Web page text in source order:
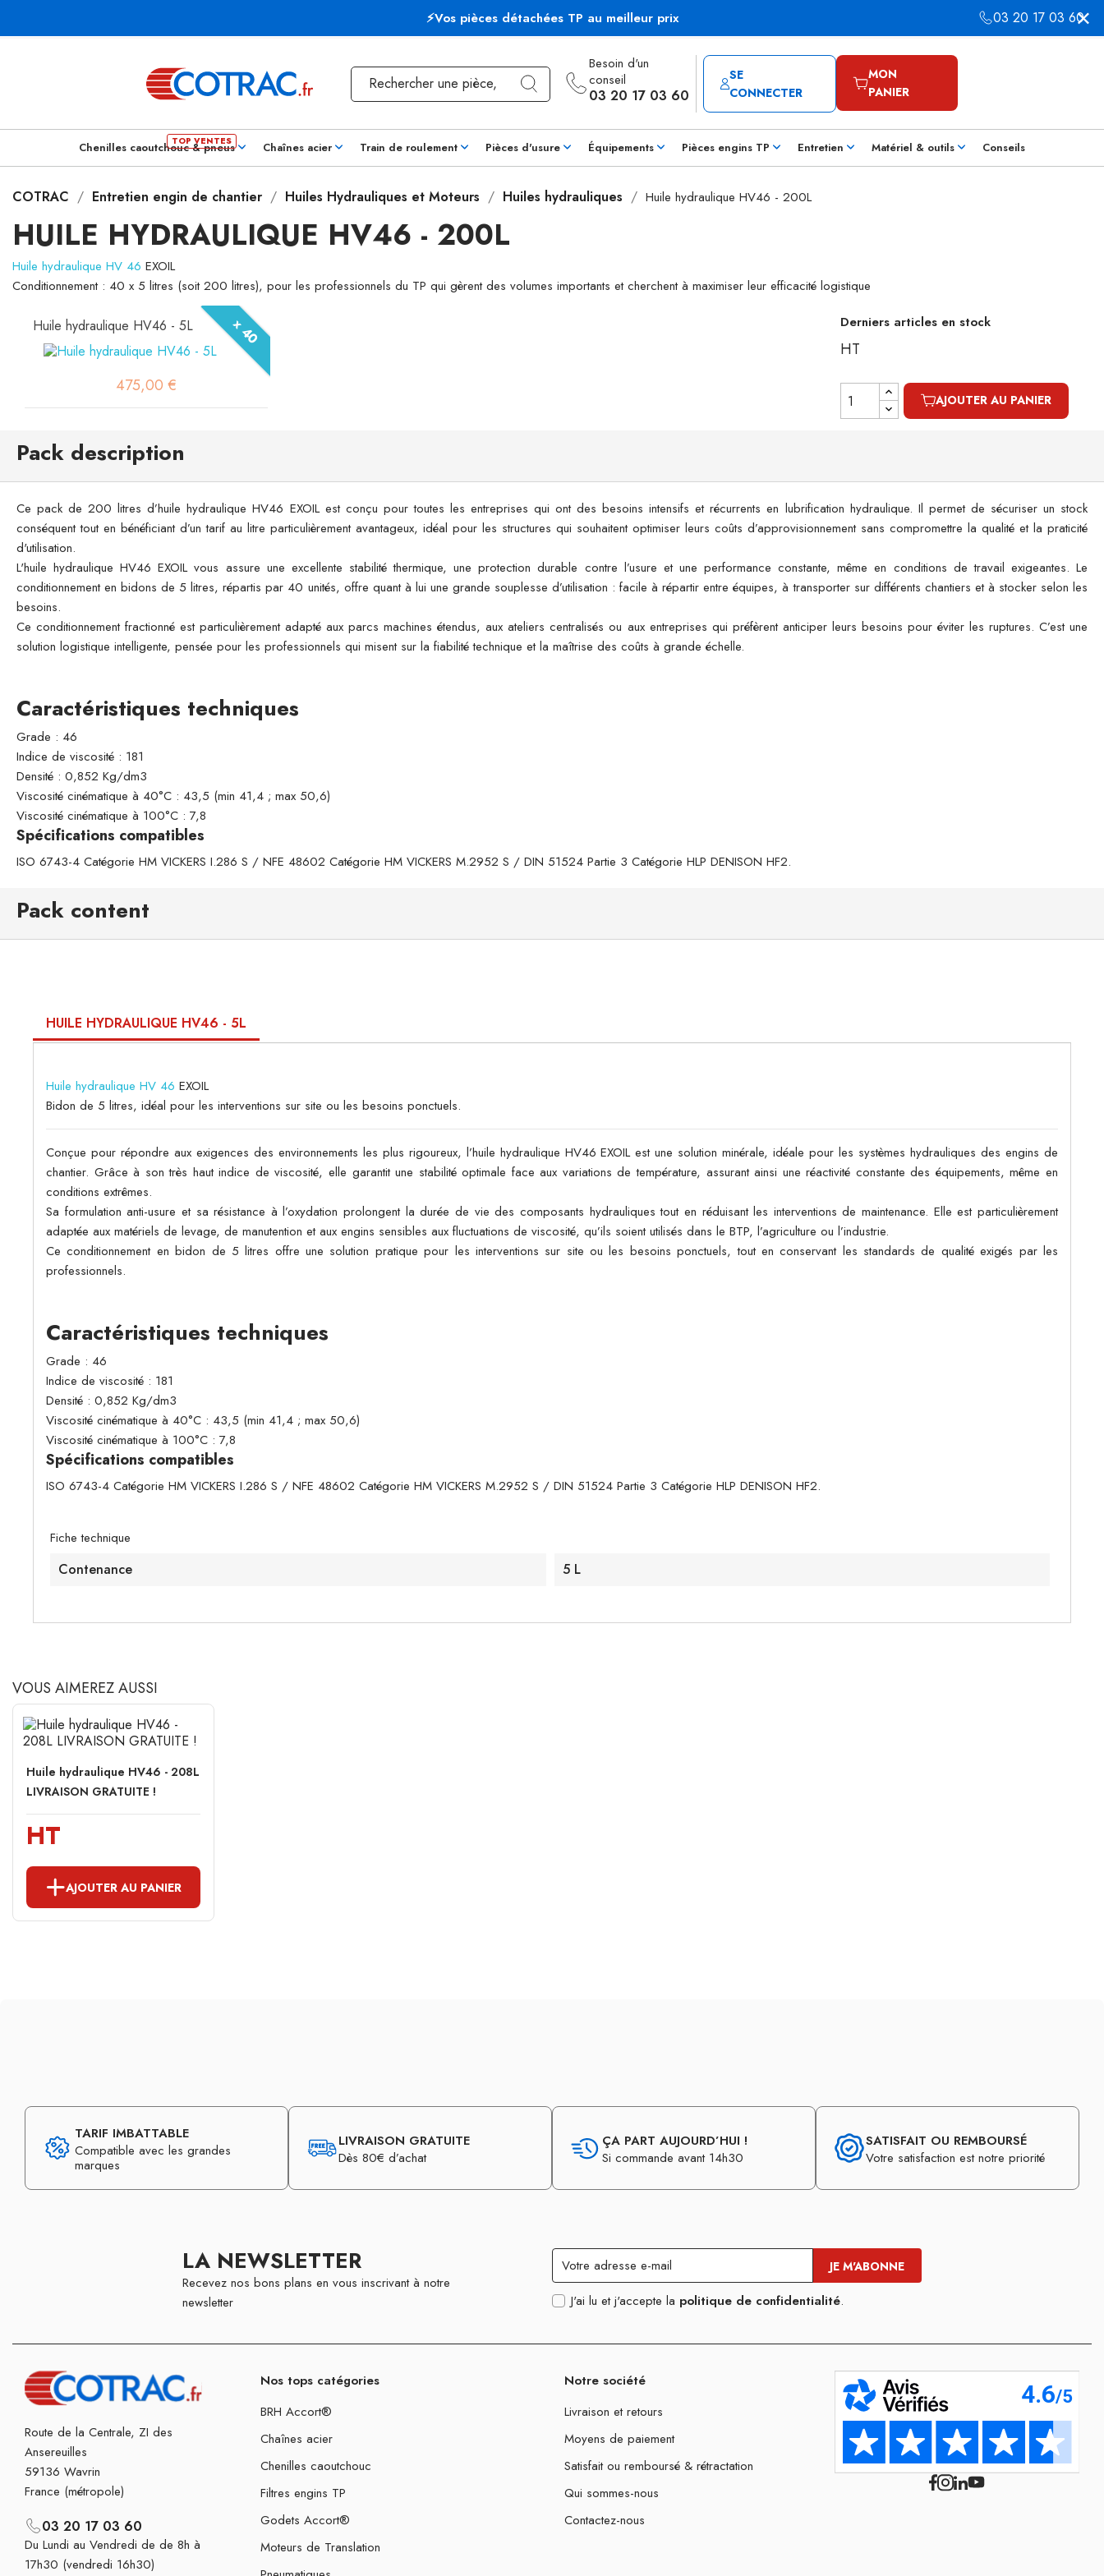
⚡Vos pièces détachées TP au meilleur prix 03 20 17 03 60
Besoin d'un
conseil
03 20 17 03 60
SE
CONNECTER
MON
PANIER
Chenilles caoutchouc & pneus Chaînes acier Train de roulement Pièces d'usure Équipements Pièces engins TP Entretien Matériel & outils Conseils
COTRAC Entretien engin de chantier Huiles Hydrauliques et Moteurs Huiles hydrauliques Huile hydraulique HV46 - 200L
HUILE HYDRAULIQUE HV46 - 200L
Huile hydraulique HV 46 EXOIL
Conditionnement : 40 x 5 litres (soit 200 litres), pour les professionnels du TP qui gèrent des volumes importants et cherchent à maximiser leur efficacité logistique
x 40
Huile hydraulique HV46 - 5L
475,00 €
Derniers articles en stock
HT
AJOUTER AU PANIER
Pack description
Ce pack de 200 litres d’huile hydraulique HV46 EXOIL est conçu pour toutes les entreprises qui ont des besoins intensifs et récurrents en lubrification hydraulique. Il permet de sécuriser un stock
conséquent tout en bénéficiant d’un tarif au litre particulièrement avantageux, idéal pour les structures qui souhaitent optimiser leurs coûts d’approvisionnement sans compromettre la qualité et la praticité
d'utilisation.
L'huile hydraulique HV46 EXOIL vous assure une excellente stabilité thermique, une protection durable contre l’usure et une performance constante, même en conditions de travail exigeantes. Le
conditionnement en bidons de 5 litres, répartis par 40 unités, offre quant à lui une grande souplesse d’utilisation : facile à répartir entre équipes, à transporter sur différents chantiers et à stocker selon les
besoins.
Ce conditionnement fractionné est particulièrement adapté aux parcs machines étendus, aux ateliers centralisés ou aux entreprises qui préfèrent anticiper leurs besoins pour éviter les ruptures. C’est une
solution logistique intelligente, pensée pour les professionnels qui misent sur la fiabilité technique et la maîtrise des coûts à grande échelle.
Caractéristiques techniques
Grade : 46
Indice de viscosité : 181
Densité : 0,852 Kg/dm3
Viscosité cinématique à 40°C : 43,5 (min 41,4 ; max 50,6)
Viscosité cinématique à 100°C : 7,8
Spécifications compatibles
ISO 6743-4 Catégorie HM VICKERS I.286 S / NFE 48602 Catégorie HM VICKERS M.2952 S / DIN 51524 Partie 3 Catégorie HLP DENISON HF2.
Pack content
HUILE HYDRAULIQUE HV46 - 5L
Huile hydraulique HV 46 EXOIL
Bidon de 5 litres, idéal pour les interventions sur site ou les besoins ponctuels.
Conçue pour répondre aux exigences des environnements les plus rigoureux, l’huile hydraulique HV46 EXOIL est une solution minérale, idéale pour les systèmes hydrauliques des engins de
chantier. Grâce à son très haut indice de viscosité, elle garantit une stabilité optimale face aux variations de température, assurant ainsi une réactivité constante des équipements, même en
conditions extrêmes.
Sa formulation anti-usure et sa résistance à l’oxydation prolongent la durée de vie des composants hydrauliques tout en réduisant les interventions de maintenance. Elle est particulièrement
adaptée aux matériels de levage, de manutention et aux engins sensibles aux fluctuations de viscosité, qu’ils soient utilisés dans le BTP, l’agriculture ou l’industrie.
Ce conditionnement en bidon de 5 litres offre une solution pratique pour les interventions sur site ou les besoins ponctuels, tout en conservant les standards de qualité exigés par les
professionnels.
Caractéristiques techniques
Grade : 46
Indice de viscosité : 181
Densité : 0,852 Kg/dm3
Viscosité cinématique à 40°C : 43,5 (min 41,4 ; max 50,6)
Viscosité cinématique à 100°C : 7,8
Spécifications compatibles
ISO 6743-4 Catégorie HM VICKERS I.286 S / NFE 48602 Catégorie HM VICKERS M.2952 S / DIN 51524 Partie 3 Catégorie HLP DENISON HF2.
Fiche technique
Contenance 5 L
VOUS AIMEREZ AUSSI
Huile hydraulique HV46 - 208L
LIVRAISON GRATUITE !
HT
AJOUTER AU PANIER
TARIF IMBATTABLE
Compatible avec les grandes
marques
LIVRAISON GRATUITE
Dès 80€ d’achat
ÇA PART AUJOURD’HUI !
Si commande avant 14h30
SATISFAIT OU REMBOURSÉ
Votre satisfaction est notre priorité
LA NEWSLETTER
Recevez nos bons plans en vous inscrivant à notre
newsletter
J'ai lu et j'accepte la politique de confidentialité.
Route de la Centrale, ZI des
Ansereuilles
59136 Wavrin
France (métropole)
03 20 17 03 60
Du Lundi au Vendredi de de 8h à
17h30 (vendredi 16h30)
Nos tops catégories
BRH Accort®
Chaînes acier
Chenilles caoutchouc
Filtres engins TP
Godets Accort®
Moteurs de Translation
Notre société
Livraison et retours
Moyens de paiement
Satisfait ou remboursé & rétractation
Qui sommes-nous
Contactez-nous